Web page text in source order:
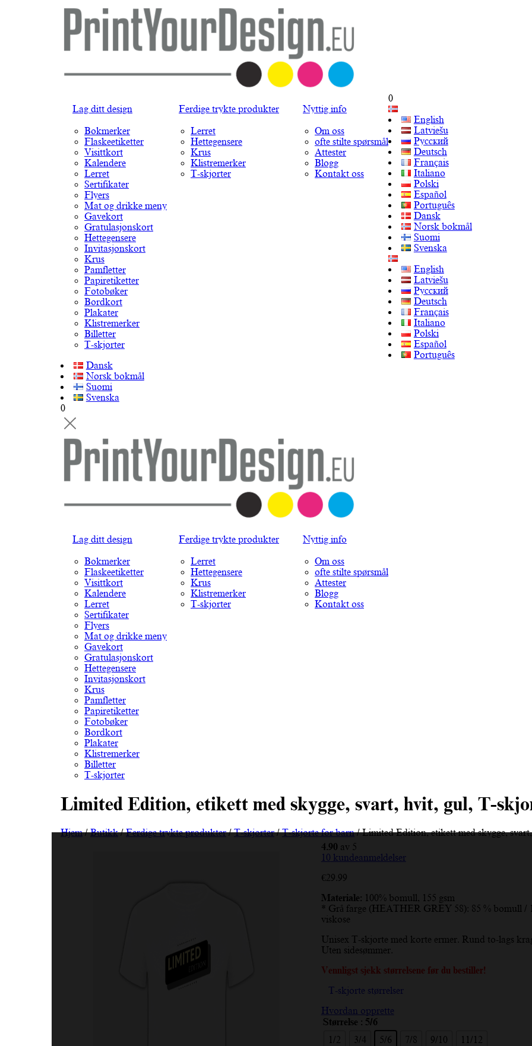
Lag ditt design
Bokmerker
Flaskeetiketter
Visittkort
Kalendere
Lerret
Sertifikater
Flyers
Mat og drikke meny
Gavekort
Gratulasjonskort
Hettegensere
Invitasjonskort
Krus
Pamfletter
Papiretiketter
Fotobøker
Bordkort
Plakater
Klistremerker
Billetter
T-skjorter
Ferdige trykte produkter
Lerret
Hettegensere
Krus
Klistremerker
T-skjorter
Nyttig info
Om oss
ofte stilte spørsmål
Attester
Blogg
Kontakt oss
0
English
Latviešu
Русский
Deutsch
Français
Italiano
Polski
Español
Português
Dansk
Norsk bokmål
Suomi
Svenska
English
Latviešu
Русский
Deutsch
Français
Italiano
Polski
Español
Português
Dansk
Norsk bokmål
Suomi
Svenska
0
Lag ditt design
Bokmerker
Flaskeetiketter
Visittkort
Kalendere
Lerret
Sertifikater
Flyers
Mat og drikke meny
Gavekort
Gratulasjonskort
Hettegensere
Invitasjonskort
Krus
Pamfletter
Papiretiketter
Fotobøker
Bordkort
Plakater
Klistremerker
Billetter
T-skjorter
Ferdige trykte produkter
Lerret
Hettegensere
Krus
Klistremerker
T-skjorter
Nyttig info
Om oss
ofte stilte spørsmål
Attester
Blogg
Kontakt oss
Limited Edition, etikett med skygge, svart, hvit, gul, T-
Hjem/Butikk/Ferdige trykte produkter/T-skjorter/T-skjorte for barn/ Limited Edition, etikett med skygge,
4.90 av 5
10 kundeanmeldelser
€29.99
Materiale: 100% bomull, 155 gsm
* Grå farge (HEATHER GREY 58): 85 % bomull /
viskose
Unisex T-skjorte med korte ermer. Rund to-lags
Uten sidesømmer.
Vennligst sjekk størrelsene før du bestiller!
T-skjorte størrelser
Hvordan opprette
Størrelse : 5/6
1/2
3/4 5/6 7/8 9/10
11/12